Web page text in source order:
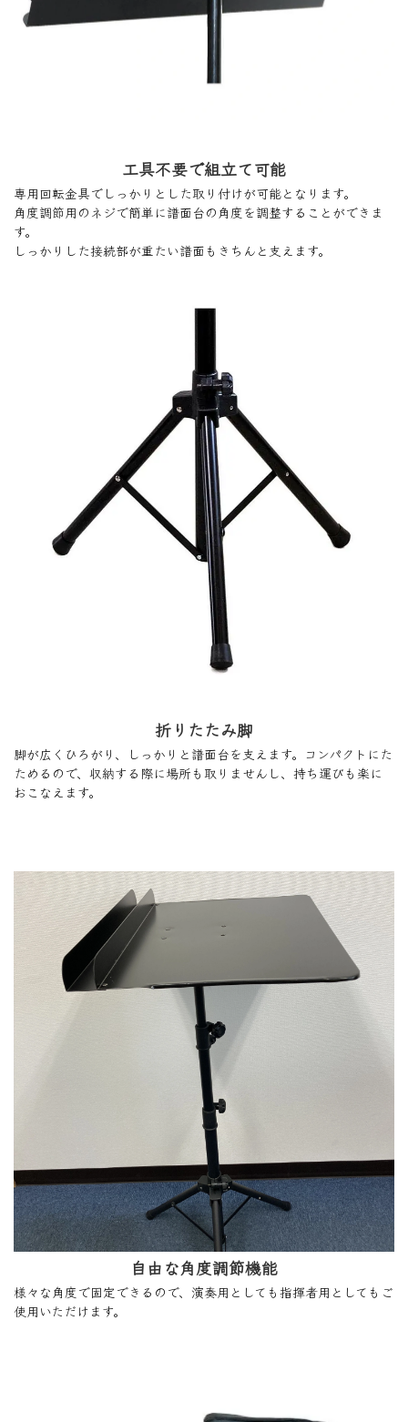
工具不要で組立て可能
専用回転金具でしっかりとした取り付けが可能となります。
角度調節用のネジで簡単に譜面台の角度を調整することができま
す。
しっかりした接続部が重たい譜面もきちんと支えます。
折りたたみ脚
脚が広くひろがり、しっかりと譜面台を支えます。コンパクトにた
ためるので、収納する際に場所も取りませんし、持ち運びも楽に
おこなえます。
自由な角度調節機能
様々な角度で固定できるので、演奏用としても指揮者用としてもご
使用いただけます。